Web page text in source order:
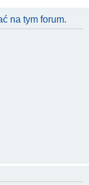
na tym forum.